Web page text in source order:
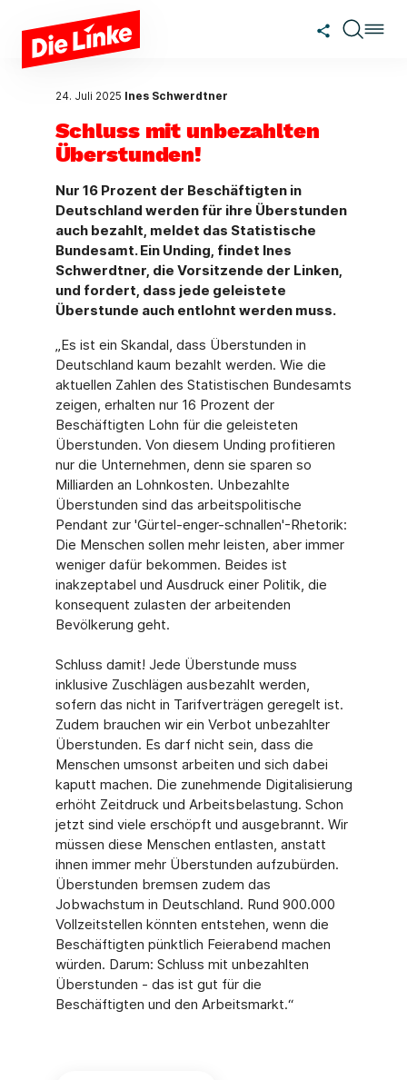
Zum Hauptinhalt springen
24. Juli 2025 Ines Schwerdtner
Schluss mit unbezahlten
Überstunden!
Nur 16 Prozent der Beschäftigten in
Deutschland werden für ihre Überstunden
auch bezahlt, meldet das Statistische
Bundesamt. Ein Unding, findet Ines
Schwerdtner, die Vorsitzende der Linken,
und fordert, dass jede geleistete
Überstunde auch entlohnt werden muss.
„Es ist ein Skandal, dass Überstunden in
Deutschland kaum bezahlt werden. Wie die
aktuellen Zahlen des Statistischen Bundesamts
zeigen, erhalten nur 16 Prozent der
Beschäftigten Lohn für die geleisteten
Überstunden. Von diesem Unding profitieren
nur die Unternehmen, denn sie sparen so
Milliarden an Lohnkosten. Unbezahlte
Überstunden sind das arbeitspolitische
Pendant zur 'Gürtel-enger-schnallen'-Rhetorik:
Die Menschen sollen mehr leisten, aber immer
weniger dafür bekommen. Beides ist
inakzeptabel und Ausdruck einer Politik, die
konsequent zulasten der arbeitenden
Bevölkerung geht.
Schluss damit! Jede Überstunde muss
inklusive Zuschlägen ausbezahlt werden,
sofern das nicht in Tarifverträgen geregelt ist.
Zudem brauchen wir ein Verbot unbezahlter
Überstunden. Es darf nicht sein, dass die
Menschen umsonst arbeiten und sich dabei
kaputt machen. Die zunehmende Digitalisierung
erhöht Zeitdruck und Arbeitsbelastung. Schon
jetzt sind viele erschöpft und ausgebrannt. Wir
müssen diese Menschen entlasten, anstatt
ihnen immer mehr Überstunden aufzubürden.
Überstunden bremsen zudem das
Jobwachstum in Deutschland. Rund 900.000
Vollzeitstellen könnten entstehen, wenn die
Beschäftigten pünktlich Feierabend machen
würden. Darum: Schluss mit unbezahlten
Überstunden - das ist gut für die
Beschäftigten und den Arbeitsmarkt.“